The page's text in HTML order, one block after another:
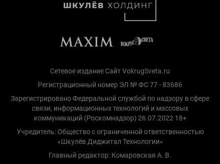
Сетевое издание Сайт VokrugSveta.ru
Регистрационный номер ЭЛ № ФС 77 - 83686
Зарегистрировано Федеральной службой по надзору в сфере
связи, информационных технологий и массовых
коммуникаций (Роскомнадзор) 26.07.2022 18+
Учредитель: Общество с ограниченной ответственностью
«Шкулёв Диджитал Технологии»
Главный редактор: Комаровская А. В.